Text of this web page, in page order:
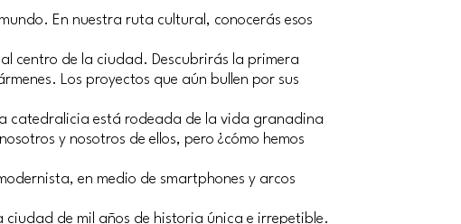
En nuestra ruta cultural, conocerás esos
centro de la ciudad. Descubrirás la primera
Los proyectos que aún bullen por sus
catedralicia está rodeada de la vida granadina
y nosotros de ellos, pero ¿cómo hemos
en medio de smartphones y arcos
ciudad de mil años de historia única e irrepetible.